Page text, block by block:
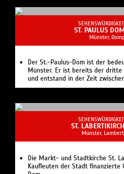
ST. PAULUS
Münster,
Der St.-Paulus-Dom ist der
Münster. Er ist bereits der dritte
und entstand in der Zeit
ST.
Münster,
Die Markt- und Stadtkirche St.
Kaufleuten der Stadt finanzierte